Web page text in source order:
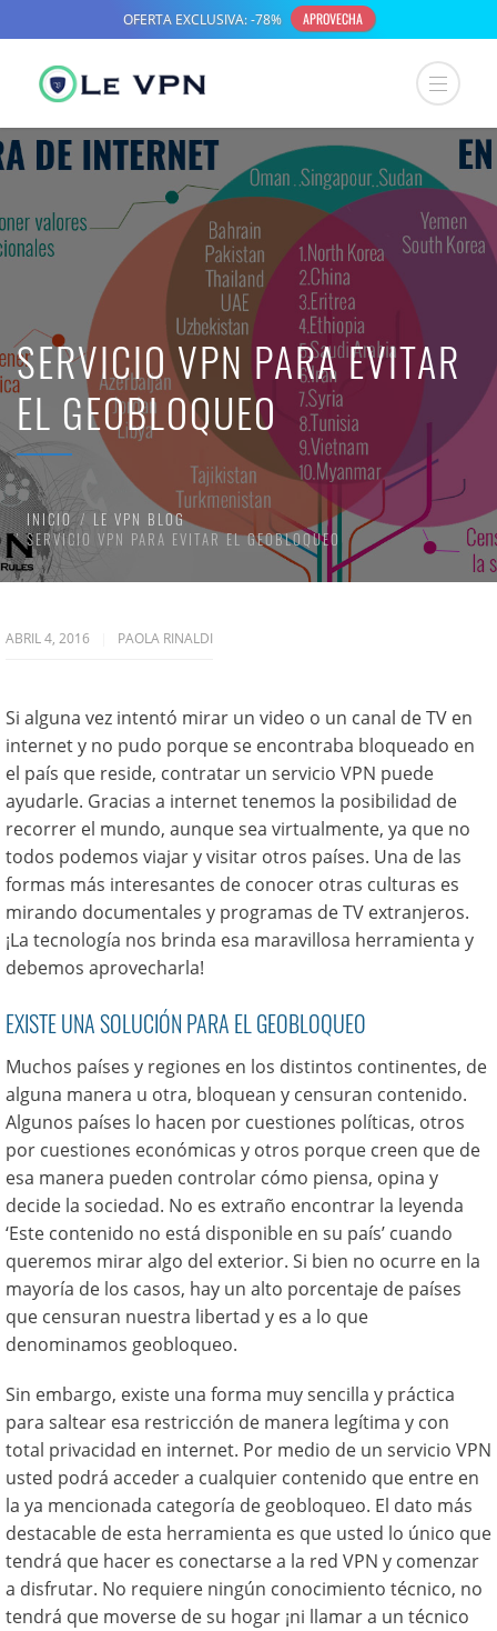
SERVICIO VPN PARA EVITAR
EL GEOBLOQUEO
INICIO
LE VPN BLOG
SERVICIO VPN PARA EVITAR EL GEOBLOQUEO
ABRIL 4, 2016 PAOLA RINALDI
Si alguna vez intentó mirar un video o un canal de TV en
internet y no pudo porque se encontraba bloqueado en
el país que reside, contratar un servicio VPN puede
ayudarle. Gracias a internet tenemos la posibilidad de
recorrer el mundo, aunque sea virtualmente, ya que no
todos podemos viajar y visitar otros países. Una de las
formas más interesantes de conocer otras culturas es
mirando documentales y programas de TV extranjeros.
¡La tecnología nos brinda esa maravillosa herramienta y
debemos aprovecharla!
EXISTE UNA SOLUCIÓN PARA EL GEOBLOQUEO
Muchos países y regiones en los distintos continentes, de
alguna manera u otra, bloquean y censuran contenido.
Algunos países lo hacen por cuestiones políticas, otros
por cuestiones económicas y otros porque creen que de
esa manera pueden controlar cómo piensa, opina y
decide la sociedad. No es extraño encontrar la leyenda
‘Este contenido no está disponible en su país’ cuando
queremos mirar algo del exterior. Si bien no ocurre en la
mayoría de los casos, hay un alto porcentaje de países
que censuran nuestra libertad y es a lo que
denominamos geobloqueo.
Sin embargo, existe una forma muy sencilla y práctica
para saltear esa restricción de manera legítima y con
total privacidad en internet. Por medio de un servicio VPN
usted podrá acceder a cualquier contenido que entre en
la ya mencionada categoría de geobloqueo. El dato más
destacable de esta herramienta es que usted lo único que
tendrá que hacer es conectarse a la red VPN y comenzar
a disfrutar. No requiere ningún conocimiento técnico, no
tendrá que moverse de su hogar ¡ni llamar a un técnico